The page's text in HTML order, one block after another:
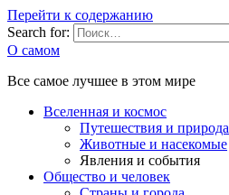
Перейти к содержанию
Search for:
О самом
Все самое лучшее в этом мире
Вселенная и космос
Путешествия и природа
Животные и насекомые
Явления и события
Общество и человек